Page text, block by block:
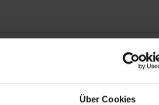
Über Cookies
mbH